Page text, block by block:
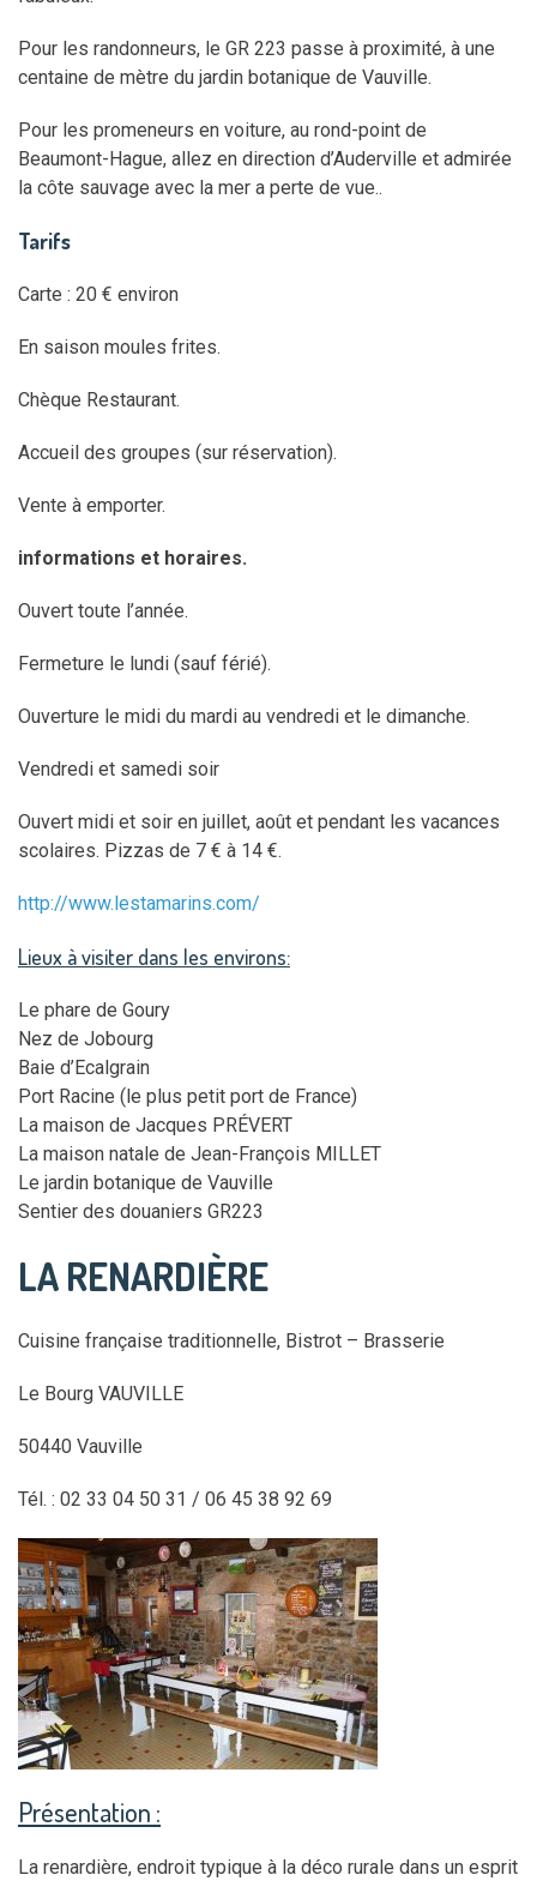
Pour les randonneurs, le GR 223 passe à proximité, à une
centaine de mètre du jardin botanique de Vauville.
Pour les promeneurs en voiture, au rond-point de
Beaumont-Hague, allez en direction d’Auderville et admirée
la côte sauvage avec la mer a perte de vue..
Tarifs
Carte : 20 € environ
En saison moules frites.
Chèque Restaurant.
Accueil des groupes (sur réservation).
Vente à emporter.
informations et horaires.
Ouvert toute l’année.
Fermeture le lundi (sauf férié).
Ouverture le midi du mardi au vendredi et le dimanche.
Vendredi et samedi soir
Ouvert midi et soir en juillet, août et pendant les vacances
scolaires. Pizzas de 7 € à 14 €.
http://www.lestamarins.com/
Lieux à visiter dans les environs:
Le phare de Goury
Nez de Jobourg
Baie d’Ecalgrain
Port Racine (le plus petit port de France)
La maison de Jacques PRÉVERT
La maison natale de Jean-François MILLET
Le jardin botanique de Vauville
Sentier des douaniers GR223
LA RENARDIÈRE
Cuisine française traditionnelle, Bistrot – Brasserie
Le Bourg VAUVILLE
50440 Vauville
Tél. : 02 33 04 50 31 / 06 45 38 92 69
Présentation :
La renardière, endroit typique à la déco rurale dans un esprit